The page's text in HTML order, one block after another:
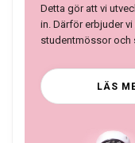
Detta gör att vi
in. Därför erbjuder
studentmössor och
LÄS